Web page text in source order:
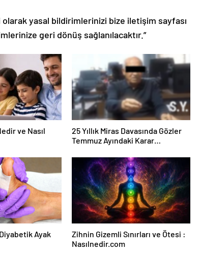
yasal bildirimlerinizi bize iletişim sayfası
geri dönüş sağlanılacaktır.”
ve Nasıl
25 Yıllık Miras Davasında Gözler
Temmuz Ayındaki Karar
Ayak
Zihnin Gizemli Sınırları ve Ötesi :
Nasılnedir.com